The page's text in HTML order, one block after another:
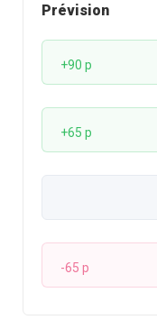
Prévision
+90 p
+65 p
-65 p